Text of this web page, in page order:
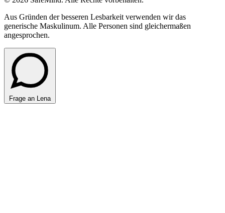
Aus Gründen der besseren Lesbarkeit verwenden wir das
generische Maskulinum. Alle Personen sind gleichermaßen
angesprochen.
Frage an Lena